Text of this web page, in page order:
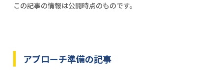
info[at]sapuri.co.jp
に関する回答、ご請求いただいた資料の送付、メー
この記事の情報は公開時点のものです。
アプローチ準備の記事